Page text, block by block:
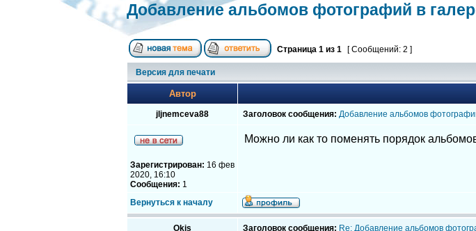
Добавление альбомов фотографий в
Страница 1 из 1 [ Сообщений: 2 ]
Версия для печати
Автор
jljnemceva88 Заголовок сообщения: Добавление альбомов
Зарегистрирован: 16 фев
2020, 16:10
Сообщения: 1
Можно ли как то поменять порядок
Вернуться к началу
Okis Заголовок сообщения: Re: Добавление альбомов